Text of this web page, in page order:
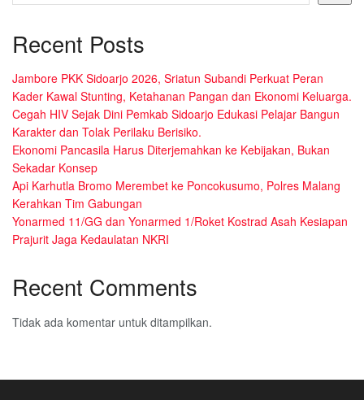
Recent Posts
Jambore PKK Sidoarjo 2026, Sriatun Subandi Perkuat Peran
Kader Kawal Stunting, Ketahanan Pangan dan Ekonomi Keluarga.
Cegah HIV Sejak Dini Pemkab Sidoarjo Edukasi Pelajar Bangun
Karakter dan Tolak Perilaku Berisiko.
Ekonomi Pancasila Harus Diterjemahkan ke Kebijakan, Bukan
Sekadar Konsep
Api Karhutla Bromo Merembet ke Poncokusumo, Polres Malang
Kerahkan Tim Gabungan
Yonarmed 11/GG dan Yonarmed 1/Roket Kostrad Asah Kesiapan
Prajurit Jaga Kedaulatan NKRI
Recent Comments
Tidak ada komentar untuk ditampilkan.